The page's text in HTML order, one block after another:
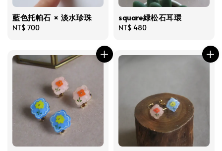
藍色托帕石 × 淡水珍珠
Regular
NT$ 700
square緑松石耳環
Regular
NT$ 480